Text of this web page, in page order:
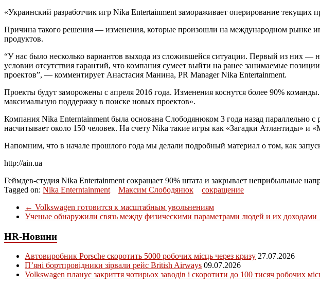
«Украинский разработчик игр Nika Entertainment замораживает оперирование текущих
Причина такого решения — изменения, которые произошли на международном рынке
продуктов.
“У нас было несколько вариантов выхода из сложившейся ситуации. Первый из них —
условии отсутствия гарантий, что компания сумеет выйти на ранее занимаемые
проектов”, — комментирует Анастасия Манина, PR Manager Nika Entertainment.
Проекты будут заморожены с апреля 2016 года. Изменения коснутся более 90%
максимальную поддержку в поиске новых проектов».
Компания Nika Enterntainment была основана Слободянюком 3 года назад параллельно
насчитывает около 150 человек. На счету Nika такие игры как «Загадки Атлантиды» и
Напомним, что в начале прошлого года мы делали подробный материал о том, как
http://ain.ua
Геймдев-студия Nika Entertainment сокращает 90% штата и закрывает неприбыльные
Tagged on: Nika Enterntainment Максим Слободянюк
сокращение
← Volkswagen готовится к масштабным увольнениям
Ученые обнаружили связь между физическими параметрами людей и их доходами
HR-Новини
Автовиробник Porsche скоротить 5000 робочих місць через кризу 27.07.2026
П’яні бортпровідники зірвали рейс British Airways 09.07.2026
Volkswagen планує закриття чотирьох заводів і скоротити до 100 тисяч робочих